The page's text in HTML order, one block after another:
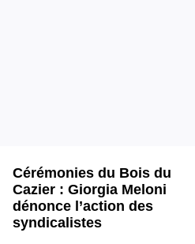
Cérémonies du Bois du
Cazier : Giorgia Meloni
dénonce l’action des
syndicalistes